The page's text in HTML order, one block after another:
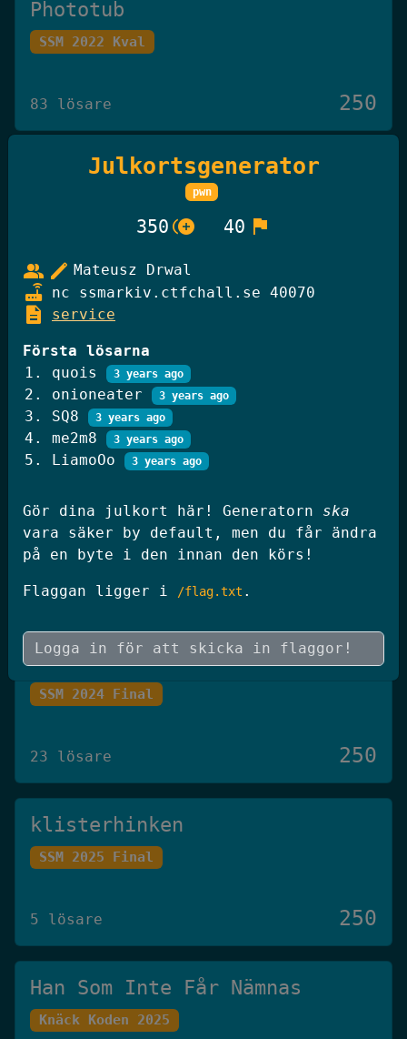
Phototub
SSM 2022 Kval
83 lösare 250
Det Omöjliga Spelet
27 lösare
Knäck Koden 2025
20 lösare
SSM 2026 Kval
19 lösare
Skógræktin
SSM 2024 Final
23 lösare 250
klisterhinken
SSM 2025 Final
5 lösare 250
Han Som Inte Får Nämnas
Knäck Koden 2025
Julkortsgenerator
pwn
350 control_point_duplicate 40 flag
Gör dina julkort här! Generatorn ska
vara säker by default, men du får ändra
på en byte i den innan den körs!
Flaggan ligger i /flag.txt .
group edit Mateusz Drwal
router nc ssmarkiv.ctfchall.se 40070
description service
Första lösarna
quois
3 years ago
onioneater 3 years ago
SQ8 3 years ago
me2m8 3 years ago
LiamoOo 3 years ago